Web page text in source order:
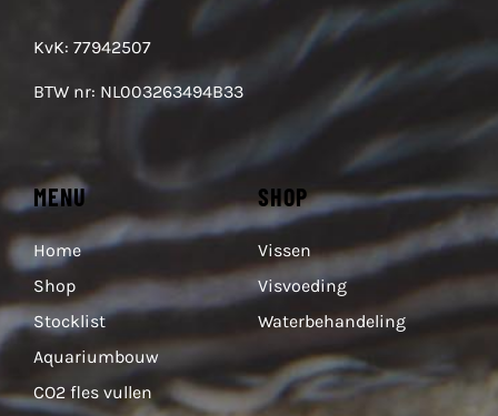
KvK: 77942507
BTW nr: NL003263494B33
MENU
Home
Shop
Stocklist
Aquariumbouw
CO2 fles vullen
SHOP
Vissen
Visvoeding
Waterbehandeling